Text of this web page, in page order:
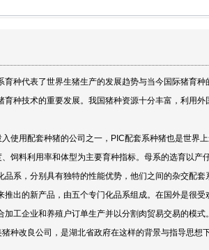
种代表了世界生猪生产的发展趋势与当今国际猪育
育种技术的重要发展。我国猪种资源十分丰富，利用
使用配套种猪的公司之一，PIC配套系种猪也是世界
饲料利用率和体型为主要育种指标。母系的选育以产
品系，分别具有独特的性能优势，他们之间的杂交配套
出的新产品，由五个专门化品系组成。在国外是很
工企业和养殖户订单生产并以分割肉贸易交易的模式
种改良公司，是湖北省政府在这样的背景与指导思想